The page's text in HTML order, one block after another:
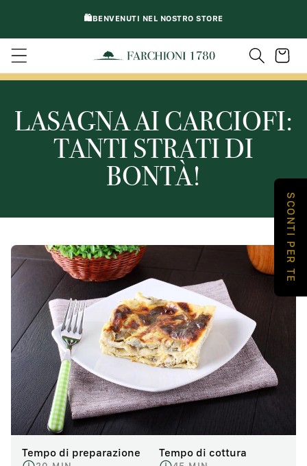
🛍️BENVENUTI NEL NOSTRO STORE
Carrello
LASAGNA AI CARCIOFI:
TANTI STRATI DI
BONTÀ!
Tempo di preparazione Tempo di cottura
SCONTI PER TE